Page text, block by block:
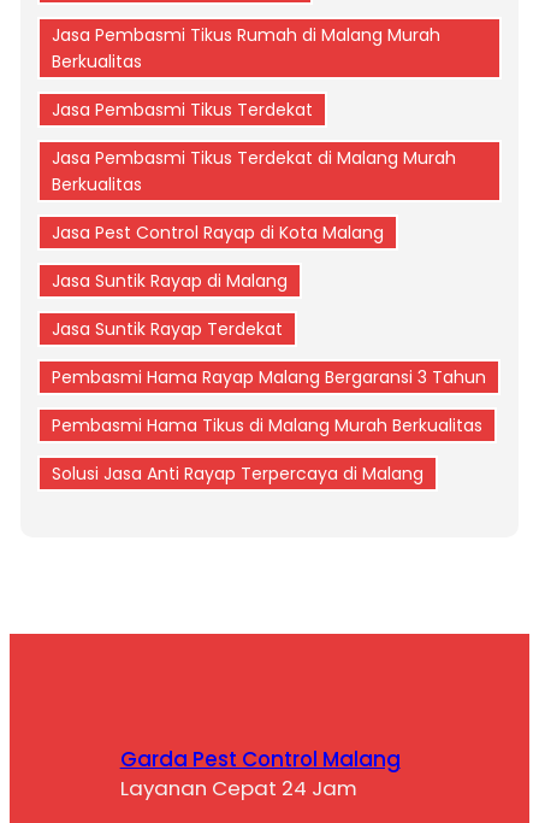
Jasa Pembasmi Tikus Rumah di Malang Murah
Berkualitas
Jasa Pembasmi Tikus Terdekat
Jasa Pembasmi Tikus Terdekat di Malang Murah
Berkualitas
Jasa Pest Control Rayap di Kota Malang
Jasa Suntik Rayap di Malang
Jasa Suntik Rayap Terdekat
Pembasmi Hama Rayap Malang Bergaransi 3 Tahun
Pembasmi Hama Tikus di Malang Murah Berkualitas
Solusi Jasa Anti Rayap Terpercaya di Malang
Garda Pest Control Malang
Layanan Cepat 24 Jam